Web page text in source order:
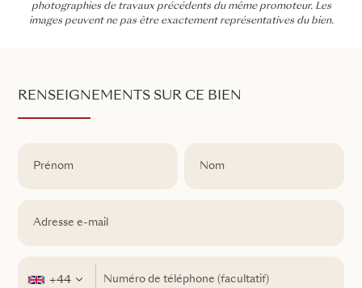
photographies de travaux précédents du même promoteur. Les
images peuvent ne pas être exactement représentatives du bien.
RENSEIGNEMENTS SUR CE BIEN
+44